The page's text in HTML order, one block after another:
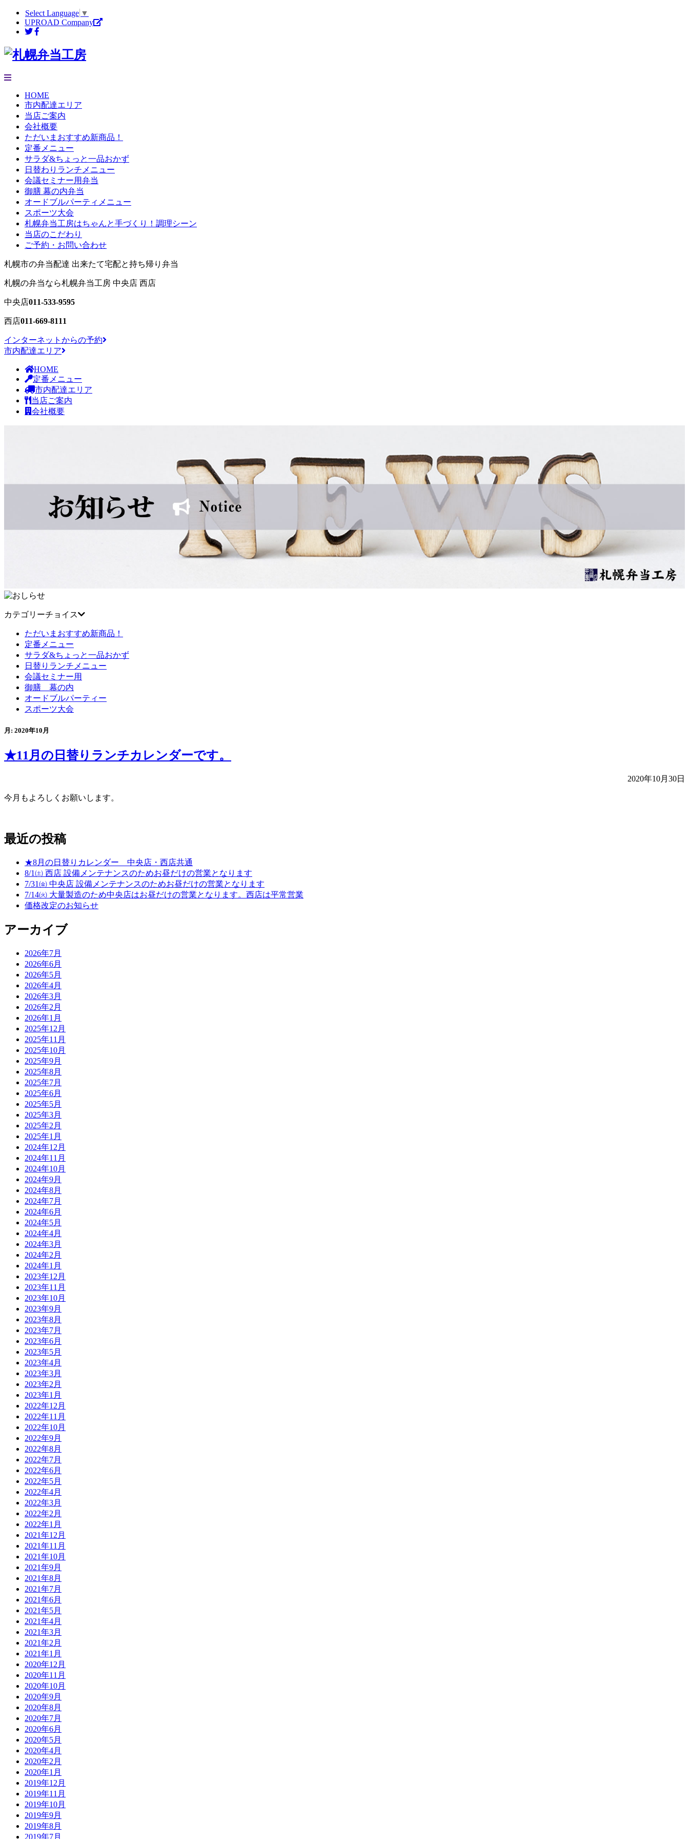
Select Language ▼
UPROAD Company
HOME
市内配達エリア
当店ご案内
会社概要
ただいまおすすめ新商品！
定番メニュー
サラダ&ちょっと一品おかず
日替わりランチメニュー
会議セミナー用弁当
御膳 幕の内弁当
オードブルパーティメニュー
スポーツ大会
札幌弁当工房はちゃんと手づくり！調理シーン
当店のこだわり
ご予約・お問い合わせ
札幌市の弁当配達 出来たて宅配と持ち帰り弁当
札幌の弁当なら札幌弁当工房 中央店 西店
中央店011-533-9595
西店011-669-8111
インターネットからの予約
市内配達エリア
HOME
定番メニュー
市内配達エリア
当店ご案内
会社概要
カテゴリーチョイス
ただいまおすすめ新商品！
定番メニュー
サラダ&ちょっと一品おかず
日替りランチメニュー
会議セミナー用
御膳 幕の内
オードブルパーティー
スポーツ大会
月: 2020年10月
★11月の日替りランチカレンダーです。
2020年10月30日
今月もよろしくお願いします。
最近の投稿
★8月の日替りカレンダー 中央店・西店共通
8/1㈯ 西店 設備メンテナンスのためお昼だけの営業となります
7/31㈮ 中央店 設備メンテナンスのためお昼だけの営業となります
7/14㈫ 大量製造のため中央店はお昼だけの営業となります。西店は平常営業
価格改定のお知らせ
アーカイブ
2026年7月
2026年6月
2026年5月
2026年4月
2026年3月
2026年2月
2026年1月
2025年12月
2025年11月
2025年10月
2025年9月
2025年8月
2025年7月
2025年6月
2025年5月
2025年3月
2025年2月
2025年1月
2024年12月
2024年11月
2024年10月
2024年9月
2024年8月
2024年7月
2024年6月
2024年5月
2024年4月
2024年3月
2024年2月
2024年1月
2023年12月
2023年11月
2023年10月
2023年9月
2023年8月
2023年7月
2023年6月
2023年5月
2023年4月
2023年3月
2023年2月
2023年1月
2022年12月
2022年11月
2022年10月
2022年9月
2022年8月
2022年7月
2022年6月
2022年5月
2022年4月
2022年3月
2022年2月
2022年1月
2021年12月
2021年11月
2021年10月
2021年9月
2021年8月
2021年7月
2021年6月
2021年5月
2021年4月
2021年3月
2021年2月
2021年1月
2020年12月
2020年11月
2020年10月
2020年9月
2020年8月
2020年7月
2020年6月
2020年5月
2020年4月
2020年2月
2020年1月
2019年12月
2019年11月
2019年10月
2019年9月
2019年8月
2019年7月